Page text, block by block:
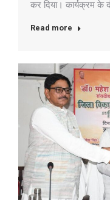
कर दिया। कार्यक्रम के
Read more